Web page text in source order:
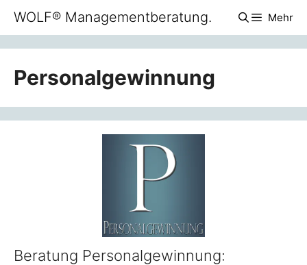
Zum
Inhalt
springen
WOLF® Managementberatung. Mehr
Personalgewinnung
Beratung Personalgewinnung: